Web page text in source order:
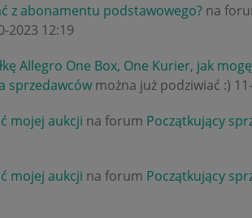
z abonamentu podstawowego? na
2023 12:19
Allegro One Box, One Kurier, jak
sprzedawców można już podziwiać :)
mojej aukcji na forum Początkujący
mojej aukcji na forum Początkujący